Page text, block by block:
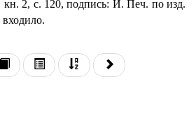
2, с. 120, подпись: И. Печ. по изд.